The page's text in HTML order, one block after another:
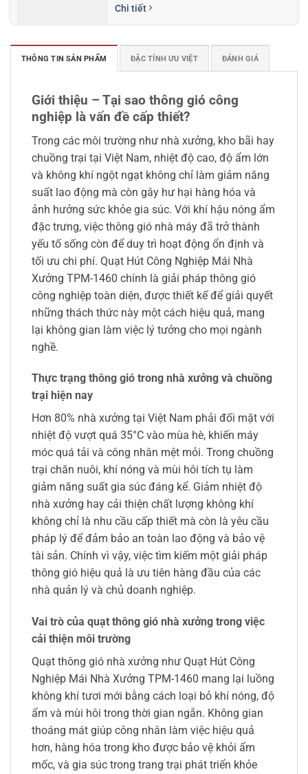
Chi tiết
Quạt hút công nghiệp mái nhà xưởng
Liên hệ nhận giá
Chi tiết
THÔNG TIN SẢN PHẨM ĐẶC TÍNH ƯU VIỆT ĐÁNH GIÁ
Giới thiệu – Tại sao thông gió công
nghiệp là vấn đề cấp thiết?
Trong các môi trường như nhà xưởng, kho bãi hay
chuồng trại tại Việt Nam, nhiệt độ cao, độ ẩm lớn
và không khí ngột ngạt không chỉ làm giảm năng
suất lao động mà còn gây hư hại hàng hóa và
ảnh hưởng sức khỏe gia súc. Với khí hậu nóng ẩm
đặc trưng, việc thông gió nhà máy đã trở thành
yếu tố sống còn để duy trì hoạt động ổn định và
tối ưu chi phí. Quạt Hút Công Nghiệp Mái Nhà
Xưởng TPM-1460 chính là giải pháp thông gió
công nghiệp toàn diện, được thiết kế để giải quyết
những thách thức này một cách hiệu quả, mang
lại không gian làm việc lý tưởng cho mọi ngành
nghề.
Thực trạng thông gió trong nhà xưởng và chuồng
trại hiện nay
Hơn 80% nhà xưởng tại Việt Nam phải đối mặt với
nhiệt độ vượt quá 35°C vào mùa hè, khiến máy
móc quá tải và công nhân mệt mỏi. Trong chuồng
trại chăn nuôi, khí nóng và mùi hôi tích tụ làm
giảm năng suất gia súc đáng kể. Giảm nhiệt độ
nhà xưởng hay cải thiện chất lượng không khí
không chỉ là nhu cầu cấp thiết mà còn là yêu cầu
pháp lý để đảm bảo an toàn lao động và bảo vệ
tài sản. Chính vì vậy, việc tìm kiếm một giải pháp
thông gió hiệu quả là ưu tiên hàng đầu của các
nhà quản lý và chủ doanh nghiệp.
Vai trò của quạt thông gió nhà xưởng trong việc
cải thiện môi trường
Quạt thông gió nhà xưởng như Quạt Hút Công
Nghiệp Mái Nhà Xưởng TPM-1460 mang lại luồng
không khí tươi mới bằng cách loại bỏ khí nóng, độ
ẩm và mùi hôi trong thời gian ngắn. Không gian
thoáng mát giúp công nhân làm việc hiệu quả
hơn, hàng hóa trong kho được bảo vệ khỏi ẩm
mốc, và gia súc trong trang trại phát triển khỏe